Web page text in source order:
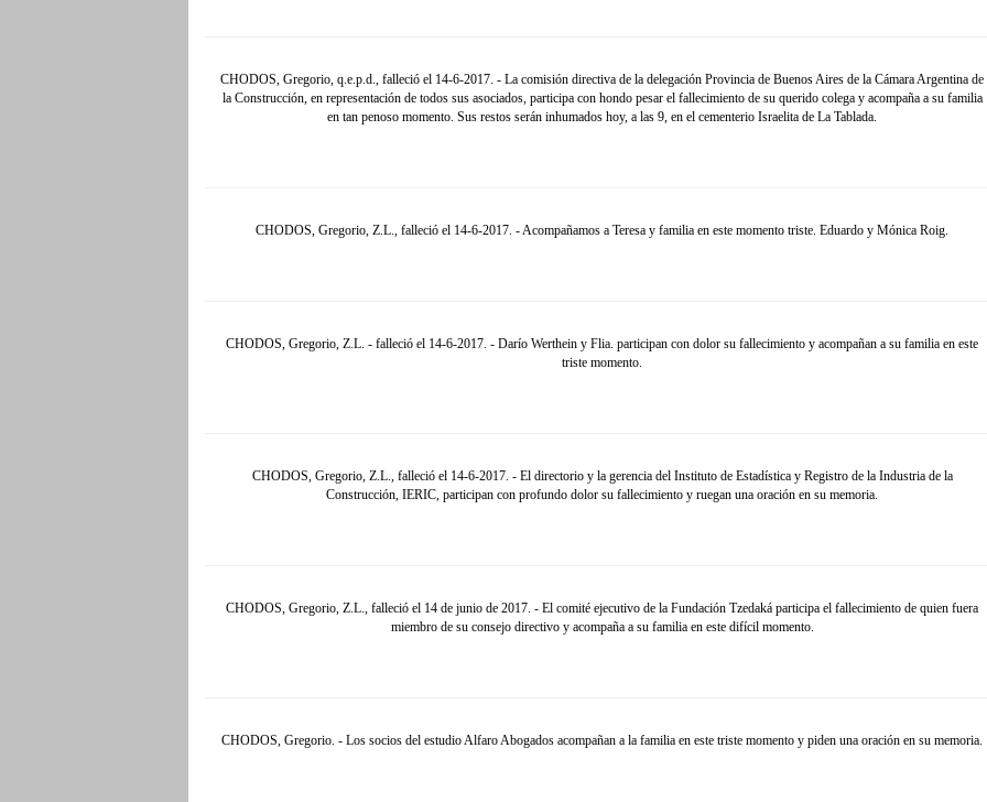
CHODOS, Gregorio, q.e.p.d., falleció el 14-6-2017. - La comisión directiva de la delegación Provincia de Buenos Aires de la Cámara Argentina de
la Construcción, en representación de todos sus asociados, participa con hondo pesar el fallecimiento de su querido colega y acompaña a su familia
en tan penoso momento. Sus restos serán inhumados hoy, a las 9, en el cementerio Israelita de La Tablada.
CHODOS, Gregorio, Z.L., falleció el 14-6-2017. - Acompañamos a Teresa y familia en este momento triste. Eduardo y Mónica Roig.
CHODOS, Gregorio, Z.L. - falleció el 14-6-2017. - Darío Werthein y Flia. participan con dolor su fallecimiento y acompañan a su familia en este
triste momento.
CHODOS, Gregorio, Z.L., falleció el 14-6-2017. - El directorio y la gerencia del Instituto de Estadística y Registro de la Industria de la
Construcción, IERIC, participan con profundo dolor su fallecimiento y ruegan una oración en su memoria.
CHODOS, Gregorio, Z.L., falleció el 14 de junio de 2017. - El comité ejecutivo de la Fundación Tzedaká participa el fallecimiento de quien fuera
miembro de su consejo directivo y acompaña a su familia en este difícil momento.
CHODOS, Gregorio. - Los socios del estudio Alfaro Abogados acompañan a la familia en este triste momento y piden una oración en su memoria.